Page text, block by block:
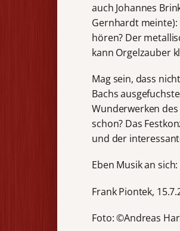
auch Johannes
Gernhardt
hören? Der
kann Orgelzauber
Mag sein, dass
Bachs
Wunderwerken
schon? Das
und der
Eben Musik an
Frank Piontek,
Foto: ©Andreas